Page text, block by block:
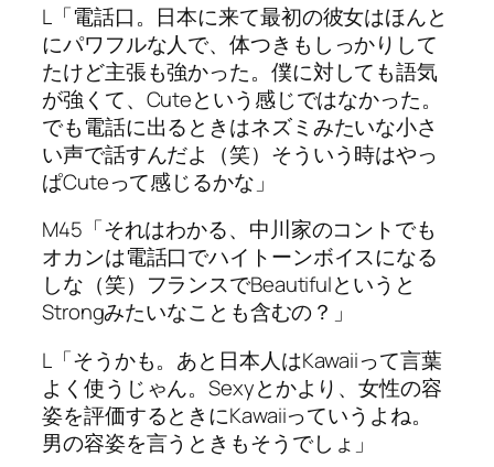
L「電話口。日本に来て最初の彼女はほんと
にパワフルな人で、体つきもしっかりして
たけど主張も強かった。僕に対しても語気
が強くて、Cuteという感じではなかった。
でも電話に出るときはネズミみたいな小さ
い声で話すんだよ（笑）そういう時はやっ
ぱCuteって感じるかな」
M45「それはわかる、中川家のコントでも
オカンは電話口でハイトーンボイスになる
しな（笑）フランスでBeautifulというと
Strongみたいなことも含むの？」
L「そうかも。あと日本人はKawaiiって言葉
よく使うじゃん。Sexyとかより、女性の容
姿を評価するときにKawaiiっていうよね。
男の容姿を言うときもそうでしょ」